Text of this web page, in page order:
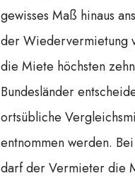
gewisses Maß hinaus
der Wiedervermietung
die Miete höchsten
Bundesländer
ortsübliche
entnommen werden.
darf der Vermieter die